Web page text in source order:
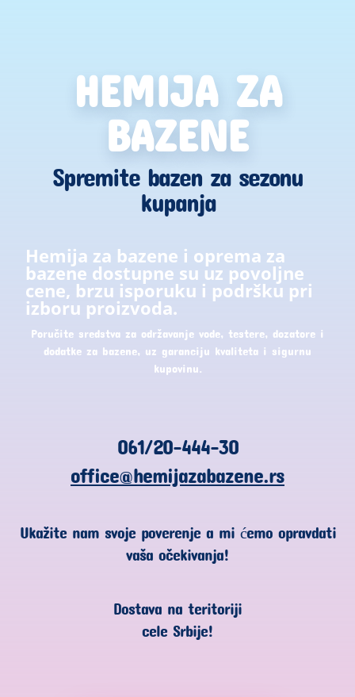
HEMIJA ZA
BAZENE
Spremite bazen za sezonu
kupanja
Hemija za bazene i oprema za
bazene dostupne su uz povoljne
cene, brzu isporuku i podršku pri
izboru proizvoda.
Poručite sredstva za održavanje vode, testere, dozatore i
dodatke za bazene, uz garanciju kvaliteta i sigurnu
kupovinu.
061/20-444-30
office@hemijazabazene.rs
Ukažite nam svoje poverenje a mi ćemo opravdati
vaša očekivanja!
Dostava na teritoriji
cele Srbije!